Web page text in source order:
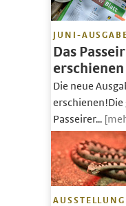
JUNI-
Das
erschienen
Die neue
Passeirer...